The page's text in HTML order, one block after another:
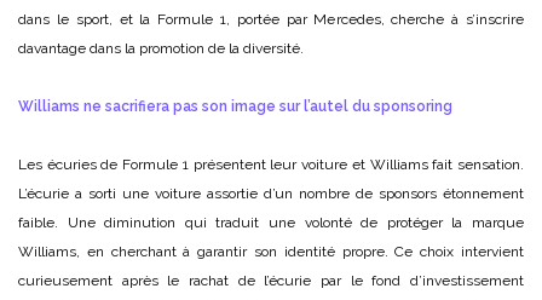
dans le sport, et la Formule 1, portée par Mercedes, cherche à s’inscrire
davantage dans la promotion de la diversité.
Williams ne sacrifiera pas son image sur l’autel du sponsoring
Les écuries de Formule 1 présentent leur voiture et Williams fait sensation.
L’écurie a sorti une voiture assortie d’un nombre de sponsors étonnement
faible. Une diminution qui traduit une volonté de protéger la marque
Williams, en cherchant à garantir son identité propre. Ce choix intervient
curieusement après le rachat de l’écurie par le fond d’investissement